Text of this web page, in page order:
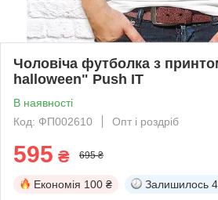
Чоловіча футболка з
halloween" Push IT
В наявності
Код: ФП002610
Опт і роздріб
595 ₴ 695 ₴
Економія 100 ₴ Залишилось